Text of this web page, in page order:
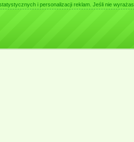
i personalizacji reklam. Jeśli nie